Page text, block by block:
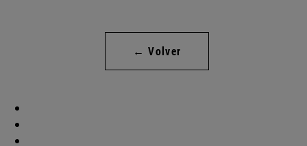
← Volver